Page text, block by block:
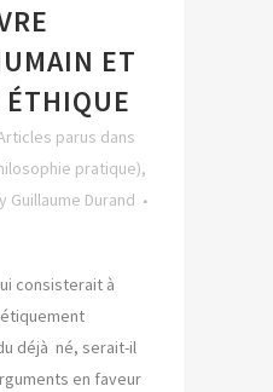
ET
ÉTHIQUE
parus dans
pratique),
Guillaume Durand
consisterait à
déjà né, serait-il
en faveur